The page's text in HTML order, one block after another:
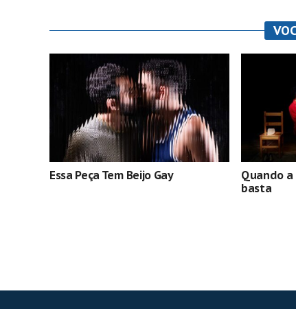
Essa Peça Tem Beijo Gay
Quando
basta